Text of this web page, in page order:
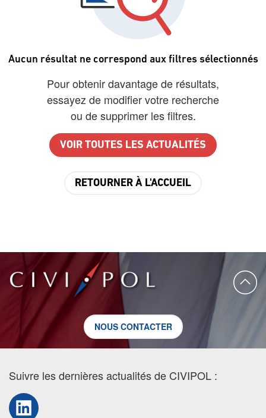
Aucun résultat ne correspond aux filtres sélectionnés
Pour obtenir davantage de résultats,
essayez de modifier votre recherche
ou de supprimer les filtres.
VOIR TOUTES LES ACTUALITÉS
RETOURNER À L'ACCUEIL
NOUS CONTACTER
Suivre les dernières actualités de CIVIPOL :
LinkedIn